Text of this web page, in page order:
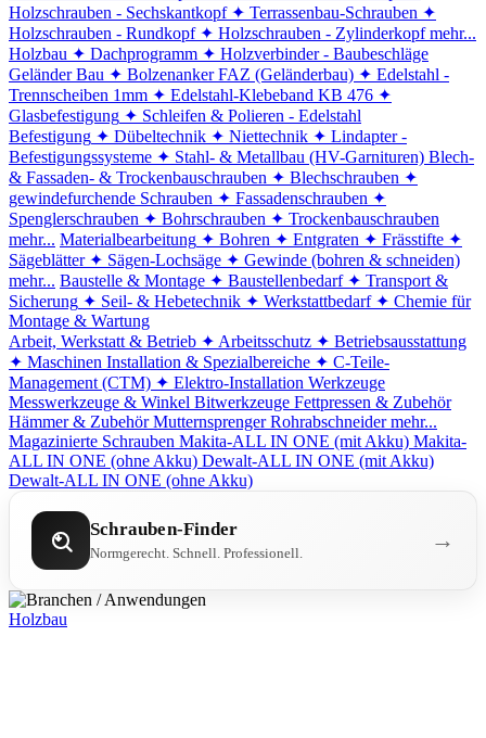
Holzschrauben - Sechskantkopf ✦ Terrassenbau-Schrauben ✦
Holzschrauben - Rundkopf ✦ Holzschrauben - Zylinderkopf mehr...
Holzbau ✦ Dachprogramm ✦ Holzverbinder - Baubeschläge
Geländer Bau ✦ Bolzenanker FAZ (Geländerbau) ✦ Edelstahl -
Trennscheiben 1mm ✦ Edelstahl-Klebeband KB 476 ✦
Glasbefestigung ✦ Schleifen & Polieren - Edelstahl
Befestigung ✦ Dübeltechnik ✦ Niettechnik ✦ Lindapter -
Befestigungssysteme ✦ Stahl- & Metallbau (HV-Garnituren) Blech-
& Fassaden- & Trockenbauschrauben ✦ Blechschrauben ✦
gewindefurchende Schrauben ✦ Fassadenschrauben ✦
Spenglerschrauben ✦ Bohrschrauben ✦ Trockenbauschrauben
mehr... Materialbearbeitung ✦ Bohren ✦ Entgraten ✦ Frässtifte ✦
Sägeblätter ✦ Sägen-Lochsäge ✦ Gewinde (bohren & schneiden)
mehr... Baustelle & Montage ✦ Baustellenbedarf ✦ Transport &
Sicherung ✦ Seil- & Hebetechnik ✦ Werkstattbedarf ✦ Chemie für
Montage & Wartung
Arbeit, Werkstatt & Betrieb ✦ Arbeitsschutz ✦ Betriebsausstattung
✦ Maschinen Installation & Spezialbereiche ✦ C-Teile-
Management (CTM) ✦ Elektro-Installation Werkzeuge
Messwerkzeuge & Winkel Bitwerkzeuge Fettpressen & Zubehör
Hämmer & Zubehör Mutternsprenger Rohrabschneider mehr...
Magazinierte Schrauben Makita-ALL IN ONE (mit Akku) Makita-
ALL IN ONE (ohne Akku) Dewalt-ALL IN ONE (mit Akku)
Dewalt-ALL IN ONE (ohne Akku)
Schrauben-Finder
Normgerecht. Schnell. Professionell. →
Holzbau